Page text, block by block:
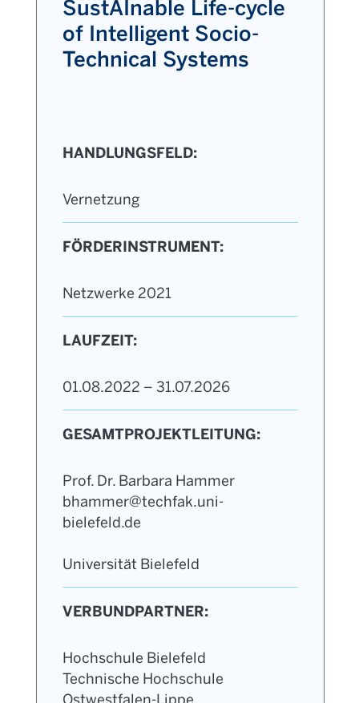
SustAInable Life-cycle
of Intelligent Socio-
Technical Systems
HANDLUNGSFELD:
Vernetzung
FÖRDERINSTRUMENT:
Netzwerke 2021
LAUFZEIT:
01.08.2022 – 31.07.2026
GESAMTPROJEKTLEITUNG:
Prof. Dr. Barbara Hammer
bhammer@techfak.uni-
bielefeld.de
Universität Bielefeld
VERBUNDPARTNER:
Hochschule Bielefeld
Technische Hochschule
Ostwestfalen-Lippe